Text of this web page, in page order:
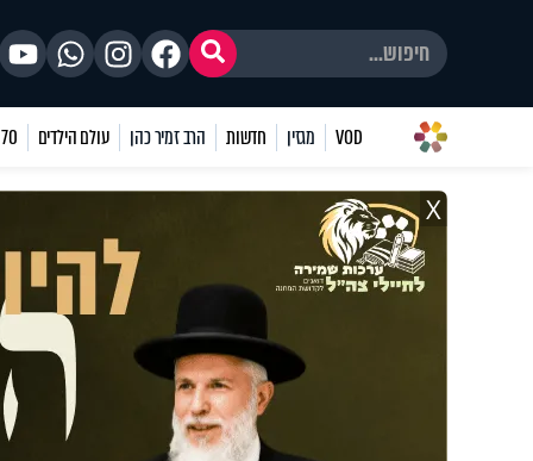
VOD מגזין חדשות הרב זמיר כהן עולם הילדים 70 שאלות
X